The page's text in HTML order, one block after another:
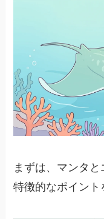
まずは、マンタと
特徴的なポイント